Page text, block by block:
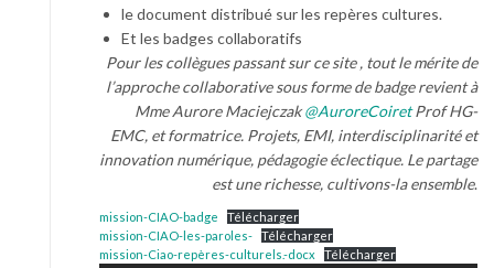
le document distribué sur les repères cultures.
Et les badges collaboratifs
Pour les collègues passant sur ce site , tout le mérite de
l’approche collaborative sous forme de badge revient à
Mme Aurore Maciejczak@AuroreCoiretProf HG-
EMC, et formatrice. Projets, EMI, interdisciplinarité et
innovation numérique, pédagogie éclectique. Le partage
est une richesse, cultivons-la ensemble.
mission-CIAO-badge
Télécharger
mission-CIAO-les-paroles-
Télécharger
mission-Ciao-repères-culturels.-docx
Télécharger